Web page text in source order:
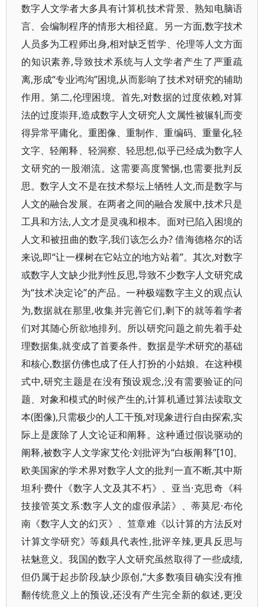
数字人文学者大多具有计算机技术背景、熟知电脑语
言、会编制程序的情形大相径庭。另一方面,数字技术
人员多为工程师出身,相对缺乏哲学、伦理等人文方面
的知识素养,导致技术系统与人文学者产生了严重疏
离,形成“专业鸿沟”困境,从而影响了技术对研究的辅助
作用。第二,伦理困境。首先,对数据的过度依赖,对算
法的过度崇拜,造成数字人文研究人文属性被辗轧而变
得异常平庸化。重图像、重制作、重编码、重量化,轻
文字、轻阐释、轻洞察、轻思想,似乎已经成为数字人
文研究的一股潮流。这需要高度警惕,也需要批判反
思。数字人文不是在技术祭坛上牺牲人文,而是数字与
人文的融合发展。在两者之间的融合发展中,技术只是
工具和方法,人文才是灵魂和根本。面对已陷入困境的
人文和被扭曲的数字,我们该怎么办? 借海德格尔的话
来说,即“让一棵树在它站立的地方站着”。其次,对数字
或数字人文缺少批判性反思,导致不少数字人文研究成
为“技术决定论”的产品。一种极端数字主义的观点认
为,数据就在那里,收集并完善它们,剩下的就等着学者
们对其随心所欲地排列。所以研究问题之前先着手处
理数据集,就变成了首要条件。数据是学术研究的基础
和核心,数据仿佛也成了任人打扮的小姑娘。在这种模
式中,研究主题是在没有预设观念,没有需要验证的问
题、对象和模式的时候产生的,计算机通过算法读取文
本(图像),只需极少的人工干预,对现象进行自由探索,实
际上是废除了人文论证和阐释。这种通过假说驱动的
阐释,被数字人文学家艾伦·刘批评为“白板阐释”[10]。
欧美国家的学术界对数字人文的批判一直不断,其中斯
坦利·费什《数字人文及其不朽》、亚当·克思奇《科
技接管英文系:数字人文的虛假承諾》、蒂莫尼·布伦
南《数字人文的幻灭》、笪章难《以计算的方法反对
计算文学研究》等颇具代表性,批评辛辣,更具反思与
祛魅意义。我国的数字人文研究虽然取得了一些成绩,
但仍属于起步阶段,缺少原创,“大多数项目确实没有推
翻传统意义上的预设,还没有产生完全新的叙述,更没